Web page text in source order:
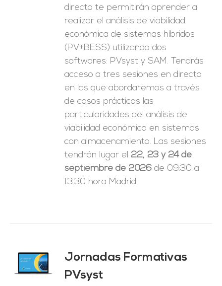
directo te permitirán aprender a
realizar el análisis de viabilidad
económica de sistemas híbridos
(PV+BESS) utilizando dos
softwares: PVsyst y SAM. Tendrás
acceso a tres sesiones en directo
en las que abordaremos a través
de casos prácticos las
particularidades del análisis de
viabilidad económica en sistemas
con almacenamiento. Las sesiones
tendrán lugar el 22, 23 y 24 de
septiembre de 2026 de 09:30 a
13:30 hora Madrid.
Jornadas Formativas
PVsyst